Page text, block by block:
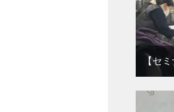
【セ